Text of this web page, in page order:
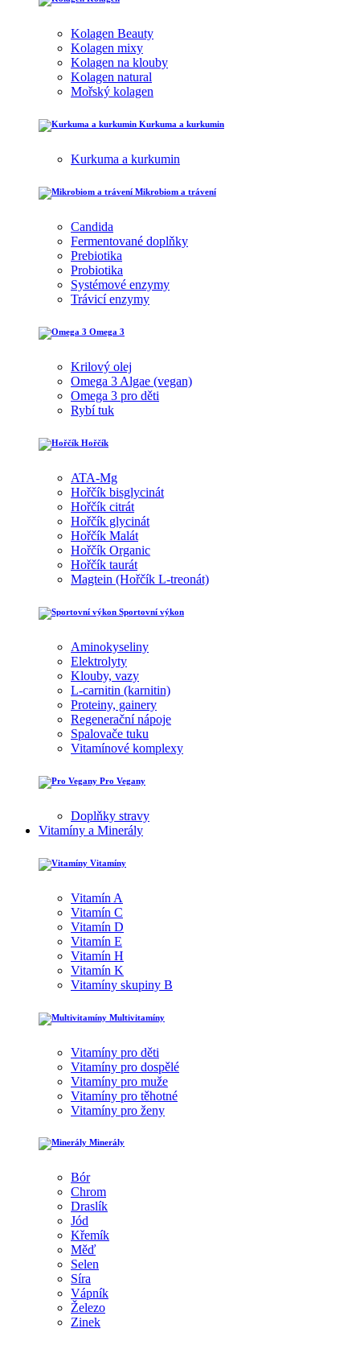
Kolagen Beauty
Kolagen mixy
Kolagen na klouby
Kolagen natural
Mořský kolagen
Kurkuma a kurkumin
Kurkuma a kurkumin
Mikrobiom a trávení
Candida
Fermentované doplňky
Prebiotika
Probiotika
Systémové enzymy
Trávicí enzymy
Omega 3
Krilový olej
Omega 3 Algae (vegan)
Omega 3 pro děti
Rybí tuk
Hořčík
ATA-Mg
Hořčík bisglycinát
Hořčík citrát
Hořčík glycinát
Hořčík Malát
Hořčík Organic
Hořčík taurát
Magtein (Hořčík L-treonát)
Sportovní výkon
Aminokyseliny
Elektrolyty
Klouby, vazy
L-carnitin (karnitin)
Proteiny, gainery
Regenerační nápoje
Spalovače tuku
Vitamínové komplexy
Pro Vegany
Doplňky stravy
Vitamíny a Minerály
Vitamíny
Vitamín A
Vitamín C
Vitamín D
Vitamín E
Vitamín H
Vitamín K
Vitamíny skupiny B
Multivitamíny
Vitamíny pro děti
Vitamíny pro dospělé
Vitamíny pro muže
Vitamíny pro těhotné
Vitamíny pro ženy
Minerály
Bór
Chrom
Draslík
Jód
Křemík
Měď
Selen
Síra
Vápník
Železo
Zinek